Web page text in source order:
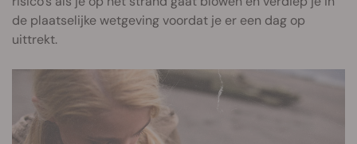
de plaatselijke wetgeving voordat je er een dag op
uittrekt.